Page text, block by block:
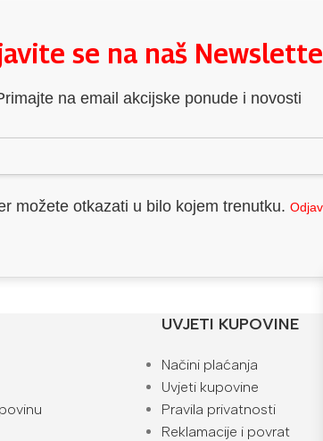
se na naš
na email akcijske ponude i novosti
možete otkazati u bilo kojem trenutku.
UVJETI KUPOVINE
Načini plaćanja
Uvjeti kupovine
Pravila privatnosti
Reklamacije i povrat